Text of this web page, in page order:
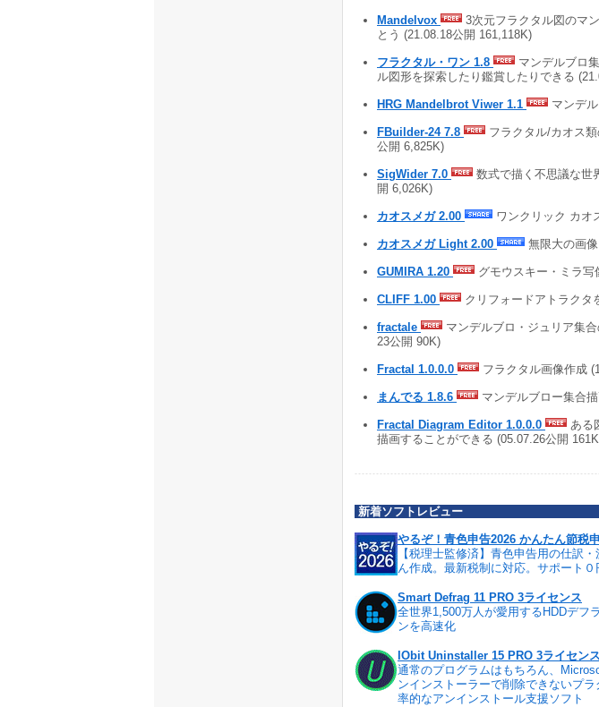
Mandelvox
3次元フラクタル図のマ
とう (21.08.18公開 161,118K)
フラクタル・ワン 1.8
マンデルブロ
ル図形を探索したり鑑賞したりできる
HRG Mandelbrot Viwer 1.1 マンデ
FBuilder-24 7.8
フラクタル/カオス
公開 6,825K)
SigWider 7.0
数式で描く不思議な世
開 6,026K)
カオスメガ 2.00 ワンクリック カオ
カオスメガ Light 2.00 無限大の画
GUMIRA 1.20 グモウスキー・ミラ
CLIFF 1.00 クリフォードアトラクタ
fractale
マンデルブロ・ジュリア集
23公開 90K)
Fractal 1.0.0.0 フラクタル画像作成
まんでる 1.8.6 マンデルブロー集合
Fractal Diagram Editor 1.0.0.0
ある
描画することができる (05.07.26公開
新着ソフトレビュー
やるぞ！青色申告2026 かんたん節税
【税理士監修済】青色申告用の仕訳
ん作成。最新税制に対応。サポート０
Smart Defrag 11 PRO 3ライセンス
全世界1,500万人が愛用するHDDデフ
ンを高速化
IObit Uninstaller 15 PRO 3ライセンス
通常のプログラムはもちろん、
ンインストーラーで削除できないプ
率的なアンインストール支援ソフト